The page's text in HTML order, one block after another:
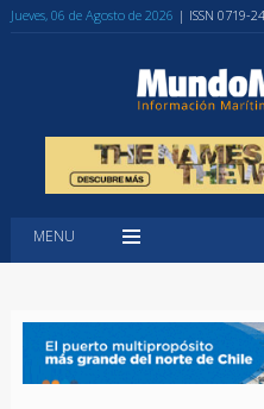
Jueves, 06 de Agosto de 2026 | ISSN 0719-
MENU